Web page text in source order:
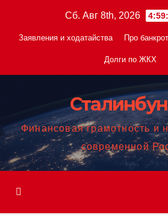
Сб. Авг 8th, 2026
Заявления и ходатайства Про
Долги по ЖКХ
Финансовая грамотность и
современной